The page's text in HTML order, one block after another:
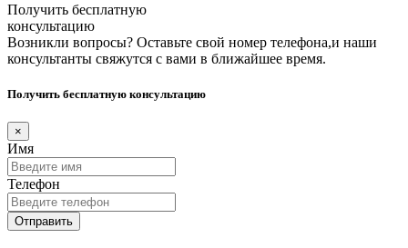
Получить бесплатную
консультацию
Возникли вопросы? Оставьте свой номер телефона,и наши
консультанты свяжутся с вами в ближайшее время.
Получить бесплатную консультацию
×
Имя
Телефон
Отправить